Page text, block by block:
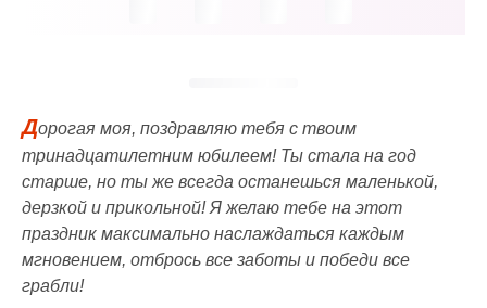
Дорогая моя, поздравляю тебя с твоим
тринадцатилетним юбилеем! Ты стала на год
старше, но ты же всегда останешься маленькой,
дерзкой и прикольной! Я желаю тебе на этот
праздник максимально наслаждаться каждым
мгновением, отбрось все заботы и победи все
грабли!